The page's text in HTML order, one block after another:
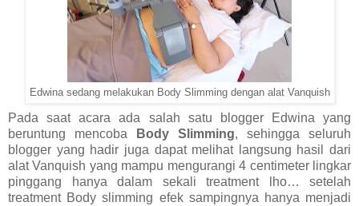
Edwina sedang melakukan Body Slimming dengan alat Vanquish
Pada saat acara ada salah satu blogger Edwina yang
beruntung mencoba
Body Slimming, sehingga seluruh
blogger yang hadir juga dapat melihat langsung hasil dari
alat Vanquish yang mampu mengurangi 4 centimeter lingkar
pinggang hanya dalam sekali treatment lho… setelah
treatment Body slimming efek sampingnya hanya menjadi